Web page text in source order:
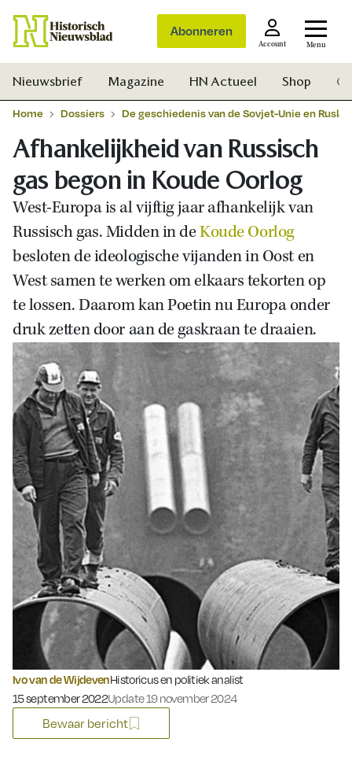
Abonneren
Account Menu
Zoek
Nieuwsbrief Magazine HN Actueel Shop
Home Dossiers De geschiedenis van de Sovjet-Unie en
Afhankelijkheid van Russisch
gas begon in Koude Oorlog
West-Europa is al vijftig jaar afhankelijk van
Russisch gas. Midden in deKoude Oorlog
besloten de ideologische vijanden in Oost en
West samen te werken om elkaars tekorten op
te lossen. Daarom kan Poetin nu Europa onder
druk zetten door aan de gaskraan te draaien.
Ivo van de WijdevenHistoricus en politiek analist
Gepubliceerd op:
15 september 2022Update 19 november 2024
Bewaar bericht